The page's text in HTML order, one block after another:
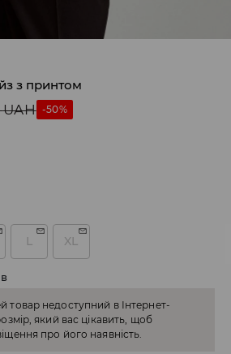
з принтом
UAH -50%
L XL
товар недоступний в Інтернет-
який вас цікавить, щоб
про його наявність.